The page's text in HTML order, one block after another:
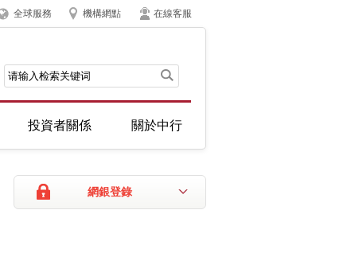
全球服務 機構網點 在線客服
投資者關係 關於中行
網銀登錄